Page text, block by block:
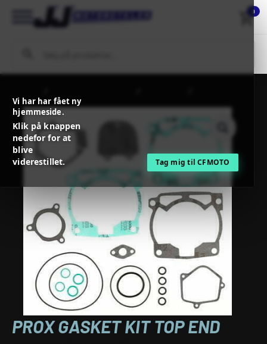
Vi har har fået ny
hjemmeside.
Klik på knappen
nedefor for at
blive
viderestillet.
Tag mig til CFMOTO
0
KIT TOP END
PROX GASKET KIT TOP END